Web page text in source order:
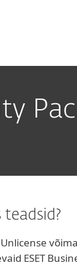
teadsid?
Unlicense
ESET